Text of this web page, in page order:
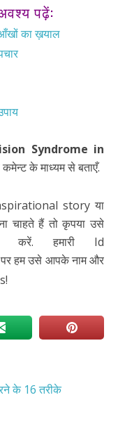
पढ़ें:
का ख़याल
Syndrome in
के माध्यम से बताएँ.
story या
चाहते हैं तो कृपया उसे
करें. हमारी Id
हम उसे आपके नाम और
के 16 तरीके